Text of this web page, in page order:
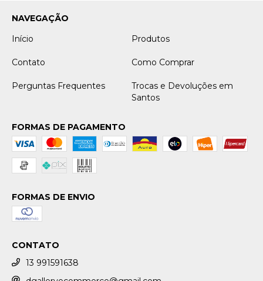
NAVEGAÇÃO
Início
Produtos
Contato Como Comprar
Perguntas Frequentes
Trocas e Devoluções em
Santos
FORMAS DE PAGAMENTO
FORMAS DE ENVIO
CONTATO
13 991591638